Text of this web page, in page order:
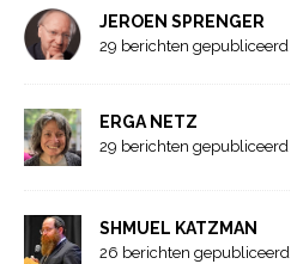
JEROEN SPRENGER
29 berichten gepubliceerd
ERGA NETZ
29 berichten gepubliceerd
SHMUEL KATZMAN
26 berichten gepubliceerd